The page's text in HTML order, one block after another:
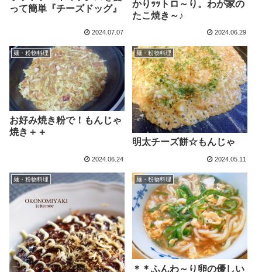
って簡単『チーズドッグ』
2024.07.07
かりｯｯトロ～り。わが家の
たこ焼き～♪
2024.06.29
麺・粉物料理
お好み焼き粉で！もんじゃ
焼き＋＋
2024.06.24
麺・粉物料理
明太チーズ餅☆もんじゃ
2024.05.11
麺・粉物料理 麺・粉物料理
＊＊ふんわ～り卵の優しい